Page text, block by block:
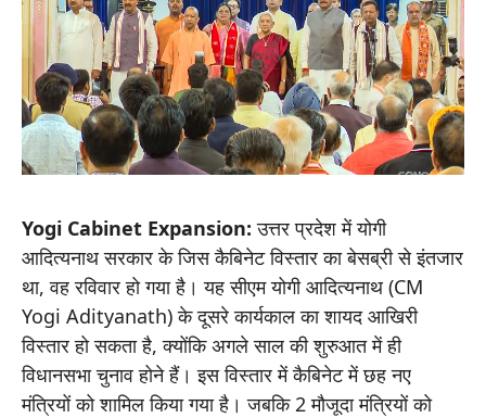
Yogi Cabinet Expansion:उत्तर प्रदेश में योगी
आदित्यनाथ सरकार के जिस कैबिनेट विस्तार का बेसब्री से इंतजार
था, वह रविवार हो गया है। यह सीएम योगी आदित्यनाथ (CM
Yogi Adityanath) के दूसरे कार्यकाल का शायद आखिरी
विस्तार हो सकता है, क्योंकि अगले साल की शुरुआत में ही
विधानसभा चुनाव होने हैं। इस विस्तार में कैबिनेट में छह नए
मंत्रियों को शामिल किया गया है। जबकि 2 मौजूदा मंत्रियों को